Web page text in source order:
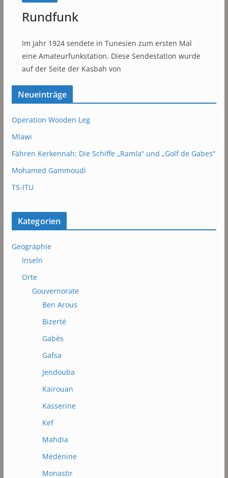
Rundfunk
Im Jahr 1924 sendete in Tunesien zum ersten Mal
eine Amateurfunkstation. Diese Sendestation wurde
auf der Seite der Kasbah von
Neueinträge
Operation Wooden Leg
Mlawi
Fähren Kerkennah: Die Schiffe „Ramla“ und „Golf de Gabes“
Mohamed Gammoudi
TS-ITU
Kategorien
Geographie
Inseln
Orte
Gouvernorate
Ben Arous
Bizerté
Gabès
Gafsa
Jendouba
Kairouan
Kasserine
Kef
Mahdia
Médénine
Monastir